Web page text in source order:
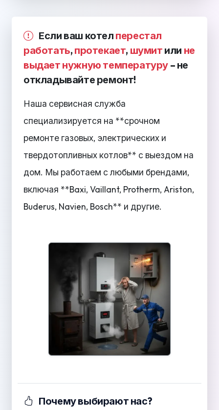
Если ваш котел перестал
работать, протекает, шумит или не
выдает нужную температуру – не
откладывайте ремонт!
Наша сервисная служба
специализируется на **срочном
ремонте газовых, электрических и
твердотопливных котлов** с выездом на
дом. Мы работаем с любыми брендами,
включая **Baxi, Vaillant, Protherm, Ariston,
Buderus, Navien, Bosch** и другие.
Почему выбирают нас?